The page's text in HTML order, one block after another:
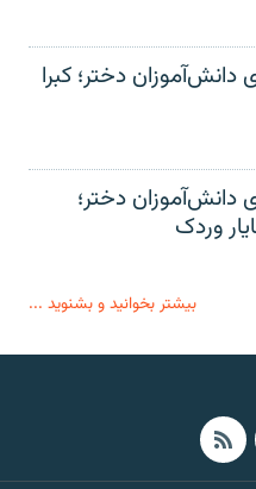
دختر؛ کبرا
دختر؛
وردک
بیشتر بخوانید و بشنوید ...